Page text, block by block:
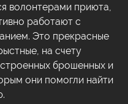
волонтерами приюта,
работают с
Это прекрасные
на счету
брошенных и
они помогли найти